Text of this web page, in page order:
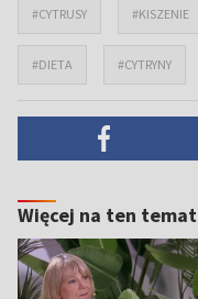
#CYTRUSY #KISZENIE
#DIETA #CYTRYNY
Więcej na ten temat